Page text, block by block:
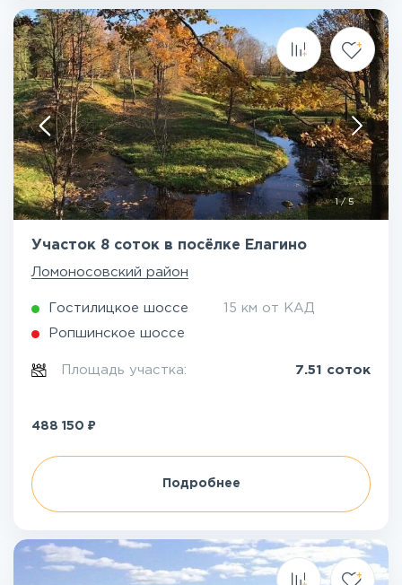
1 /5
Участок 8 соток в посёлке Елагино
Ломоносовский район
Гостилицкое шоссе 15 км от КАД
Ропшинское шоссе
Площадь участка: 7.51 соток
488 150 ₽
Подробнее